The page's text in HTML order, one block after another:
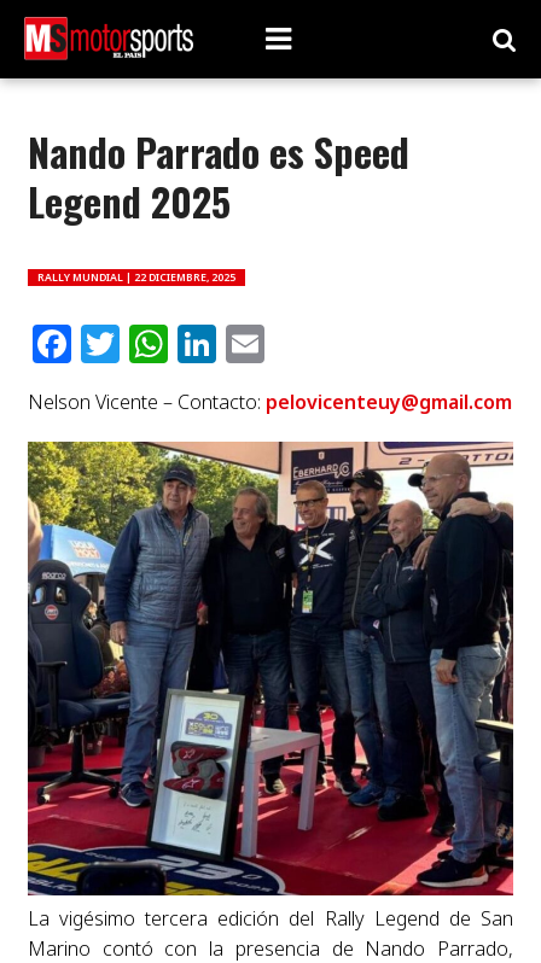
Nando Parrado es Speed
Legend 2025
RALLY MUNDIAL | 22 DICIEMBRE, 2025
Facebook
Twitter
WhatsApp
LinkedIn
Email
Nelson Vicente – Contacto: pelovicenteuy@gmail.com
La vigésimo tercera edición del Rally Legend de San
Marino contó con la presencia de Nando Parrado,